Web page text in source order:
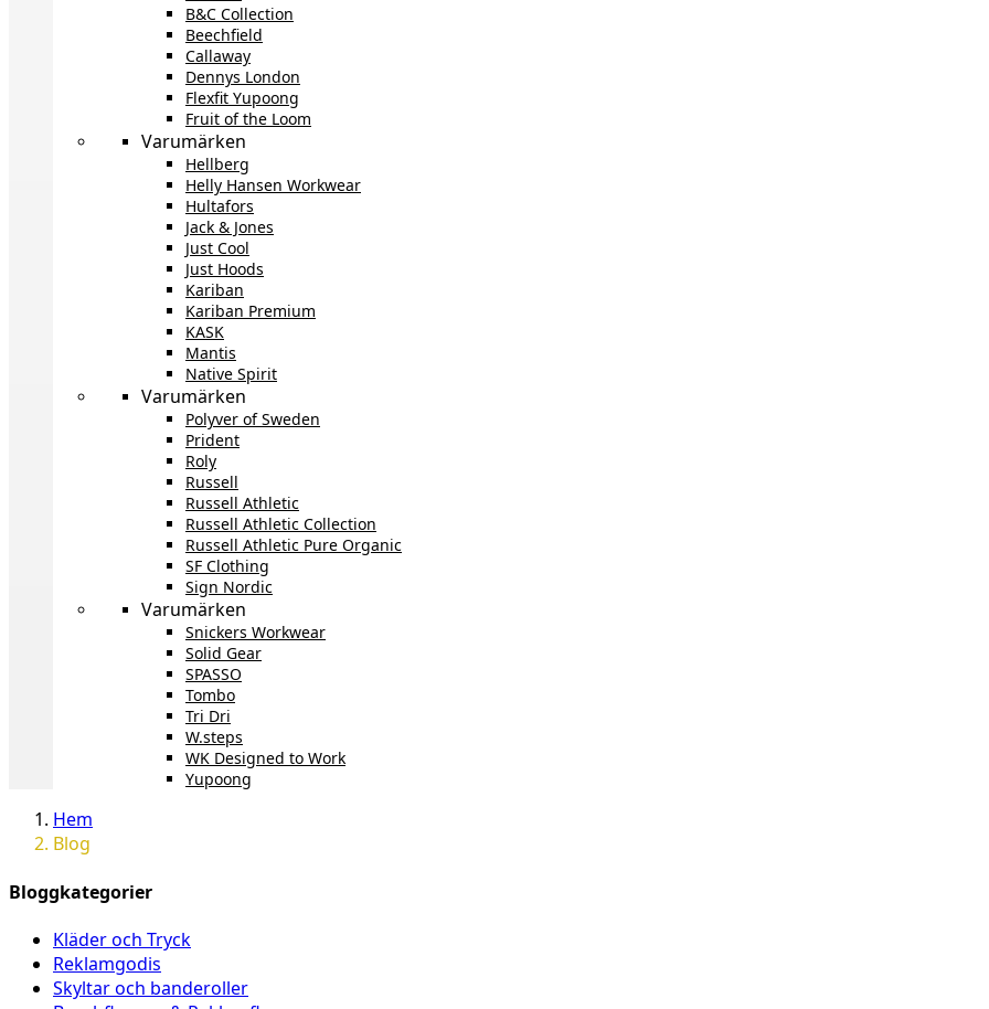
B&C Collection
Beechfield
Callaway
Dennys London
Flexfit Yupoong
Fruit of the Loom
Varumärken
Hellberg
Helly Hansen Workwear
Hultafors
Jack & Jones
Just Cool
Just Hoods
Kariban
Kariban Premium
KASK
Mantis
Native Spirit
Varumärken
Polyver of Sweden
Prident
Roly
Russell
Russell Athletic
Russell Athletic Collection
Russell Athletic Pure Organic
SF Clothing
Sign Nordic
Varumärken
Snickers Workwear
Solid Gear
SPASSO
Tombo
Tri Dri
W.steps
WK Designed to Work
Yupoong
Hem
Blog
Bloggkategorier
Kläder och Tryck
Reklamgodis
Skyltar och banderoller